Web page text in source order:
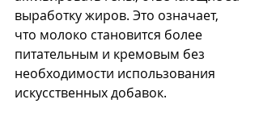
выработку жиров. Это означает,
что молоко становится более
питательным и кремовым без
необходимости использования
искусственных добавок.